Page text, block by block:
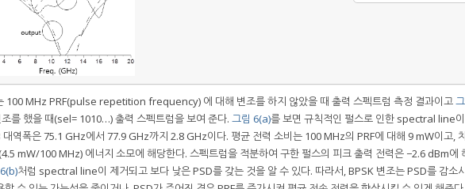
100 MHz PRF(pulse repetition frequency) 에 대해 변조를 하지 않았을 때 출력 스펙트럼 측정 결과이고
를 했을 때(sel= 1010…) 출력 스펙트럼을 보여 준다. 그림 6(a)를 보면 규칙적인 펄스로 인한 spectral line
역폭은 75.1 GHz에서 77.9 GHz까지 2.8 GHz이다. 평균 전력 소비는 100 MHz의 PRF에 대해 9 mW이고,
mW/100 MHz) 에너지 소모에 해당한다. 스펙트럼을 적분하여 구한 펄스의 피크 출력 전력은 −2.6 dBm에
처럼 spectral line이 제거되고 보다 낮은 PSD를 갖는 것을 알 수 있다. 따라서, BPSK 변조는 PSD를 감소